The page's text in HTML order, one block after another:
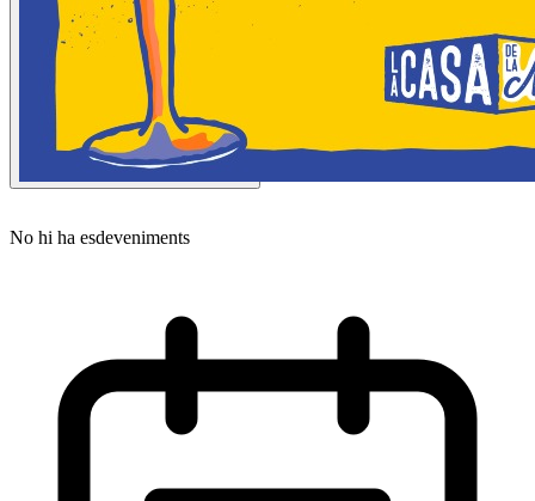
No hi ha esdeveniments